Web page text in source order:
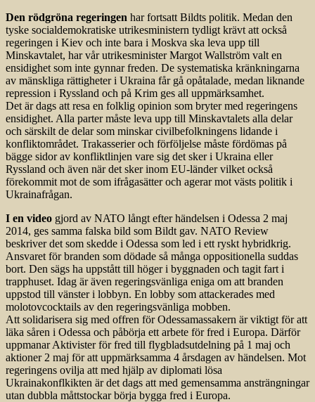
Den rödgröna regeringen har fortsatt Bildts politik. Medan den
tyske socialdemokratiske utrikesministern tydligt krävt att också
regeringen i Kiev och inte bara i Moskva ska leva upp till
Minskavtalet, har vår utrikesminister Margot Wallström valt en
ensidighet som inte gynnar freden. De systematiska kränkningarna
av mänskliga rättigheter i Ukraina får gå opåtalade, medan liknande
repression i Ryssland och på Krim ges all uppmärksamhet.
Det är dags att resa en folklig opinion som bryter med regeringens
ensidighet. Alla parter måste leva upp till Minskavtalets alla delar
och särskilt de delar som minskar civilbefolkningens lidande i
konfliktområdet. Trakasserier och förföljelse måste fördömas på
bägge sidor av konfliktlinjen vare sig det sker i Ukraina eller
Ryssland och även när det sker inom EU-länder vilket också
förekommit mot de som ifrågasätter och agerar mot västs politik i
Ukrainafrågan.
I en video gjord av NATO långt efter händelsen i Odessa 2 maj
2014, ges samma falska bild som Bildt gav. NATO Review
beskriver det som skedde i Odessa som led i ett ryskt hybridkrig.
Ansvaret för branden som dödade så många oppositionella suddas
bort. Den sägs ha uppstått till höger i byggnaden och tagit fart i
trapphuset. Idag är även regeringsvänliga eniga om att branden
uppstod till vänster i lobbyn. En lobby som attackerades med
molotovcocktails av den regeringsvänliga mobben.
Att solidarisera sig med offren för Odessamassakern är viktigt för att
läka såren i Odessa och påbörja ett arbete för fred i Europa. Därför
uppmanar Aktivister för fred till flygbladsutdelning på 1 maj och
aktioner 2 maj för att uppmärksamma 4 årsdagen av händelsen. Mot
regeringens ovilja att med hjälp av diplomati lösa
Ukrainakonflkikten är det dags att med gemensamma ansträngningar
utan dubbla måttstockar börja bygga fred i Europa.